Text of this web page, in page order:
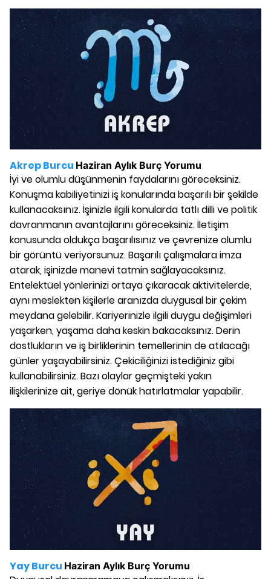
Akrep Burcu Haziran Aylık Burç Yorumu
İyi ve olumlu düşünmenin faydalarını göreceksiniz.
Konuşma kabiliyetinizi iş konularında başarılı bir şekilde
kullanacaksınız. İşinizle ilgili konularda tatlı dilli ve politik
davranmanın avantajlarını göreceksiniz. İletişim
konusunda oldukça başarılısınız ve çevrenize olumlu
bir görüntü veriyorsunuz. Başarılı çalışmalara imza
atarak, işinizde manevi tatmin sağlayacaksınız.
Entelektüel yönlerinizi ortaya çıkaracak aktivitelerde,
aynı meslekten kişilerle aranızda duygusal bir çekim
meydana gelebilir. Kariyerinizle ilgili duygu değişimleri
yaşarken, yaşama daha keskin bakacaksınız. Derin
dostlukların ve iş birliklerinin temellerinin de atılacağı
günler yaşayabilirsiniz. Çekiciliğinizi istediğiniz gibi
kullanabilirsiniz. Bazı olaylar geçmişteki yakın
ilişkilerinize ait, geriye dönük hatırlatmalar yapabilir.
Yay Burcu Haziran Aylık Burç Yorumu